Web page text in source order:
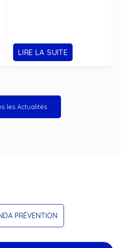
LIRE LA SUITE
les Actualités
PRÉVENTION